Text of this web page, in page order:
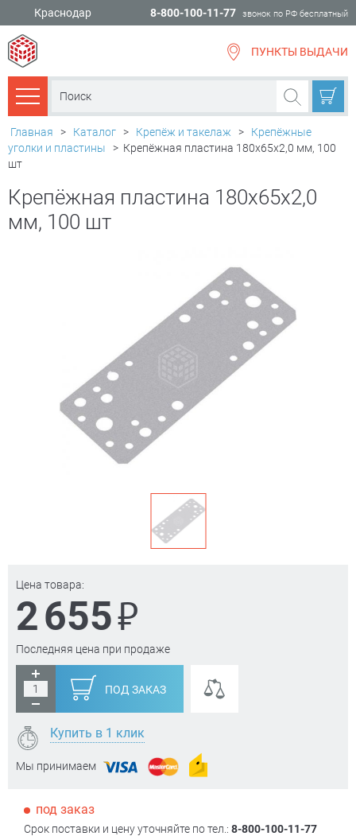
Краснодар 8-800-100-11-77 звонок по РФ бесплатный
ПУНКТЫ ВЫДАЧИ
Каталог товаров
Главная > Каталог > Крепёж и такелаж >
Крепёжные
уголки и пластины
> Крепёжная пластина 180х65x2,0 мм, 100
шт
Крепёжная пластина 180х65x2,0
мм, 100 шт
Цена товара:
2 655₽
Последняя цена при продаже
ПОД ЗАКАЗ
Купить в 1 клик
Мы принимаем
под заказ
Срок поставки и цену уточняйте по тел.: 8-800-100-11-77